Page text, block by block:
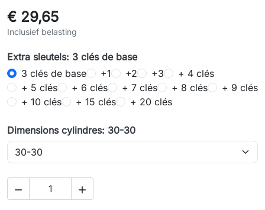
€ 29,65
Inclusief belasting
Extra sleutels: 3 clés de base
3 clés de base
+1 +2 +3
+ 4 clés
+ 5 clés
+ 6 clés + 7 clés + 8 clés
+ 9 clés
+ 10 clés
+ 15 clés + 20 clés
Dimensions cylindres: 30-30
 